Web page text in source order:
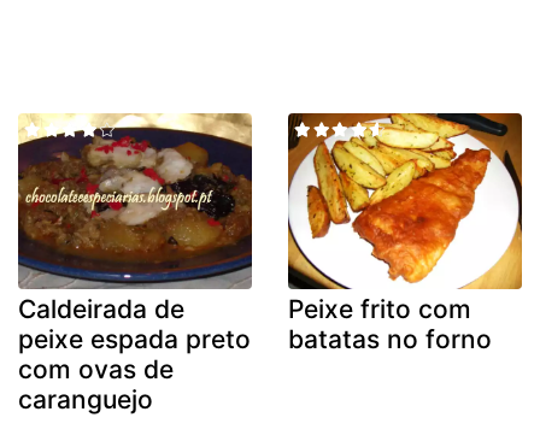
Caldeirada de
peixe espada preto
com ovas de
caranguejo
Peixe frito com
batatas no forno